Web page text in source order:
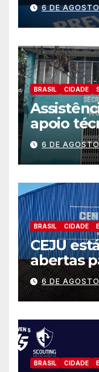
6 DE
BRASIL CIDADE
apoio
6 DE
BRASIL CIDADE
CEJU
abertas
gratuitas
6 DE
BRASIL CIDADE